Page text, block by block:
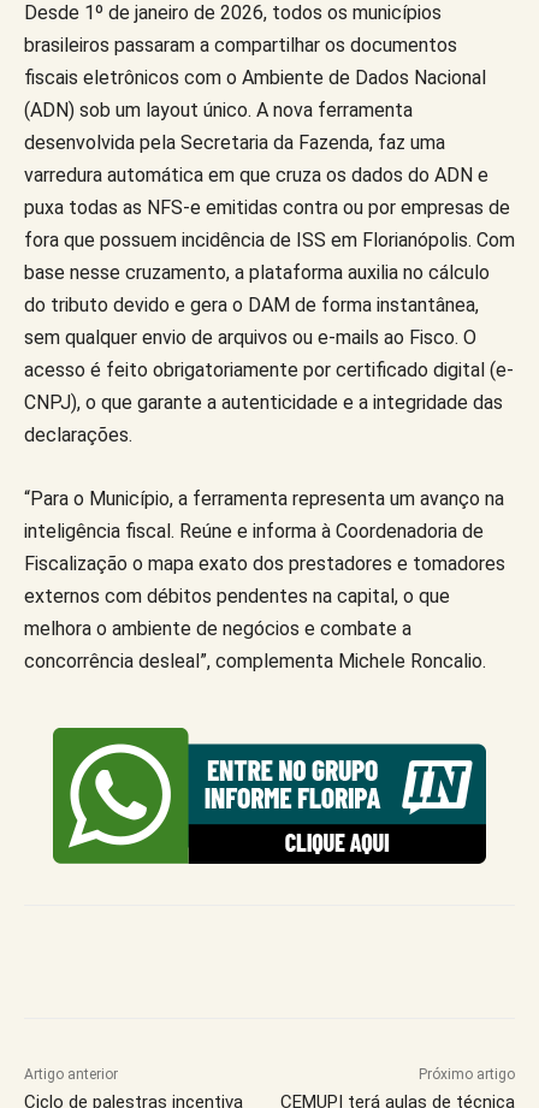
Desde 1º de janeiro de 2026, todos os municípios
brasileiros passaram a compartilhar os documentos
fiscais eletrônicos com o Ambiente de Dados Nacional
(ADN) sob um layout único. A nova ferramenta
desenvolvida pela Secretaria da Fazenda, faz uma
varredura automática em que cruza os dados do ADN e
puxa todas as NFS-e emitidas contra ou por empresas de
fora que possuem incidência de ISS em Florianópolis. Com
base nesse cruzamento, a plataforma auxilia no cálculo
do tributo devido e gera o DAM de forma instantânea,
sem qualquer envio de arquivos ou e-mails ao Fisco. O
acesso é feito obrigatoriamente por certificado digital (e-
CNPJ), o que garante a autenticidade e a integridade das
declarações.
“Para o Município, a ferramenta representa um avanço na
inteligência fiscal. Reúne e informa à Coordenadoria de
Fiscalização o mapa exato dos prestadores e tomadores
externos com débitos pendentes na capital, o que
melhora o ambiente de negócios e combate a
concorrência desleal”, complementa Michele Roncalio.
Artigo anterior
Ciclo de palestras incentiva
Próximo artigo
CEMUPI terá aulas de técnica